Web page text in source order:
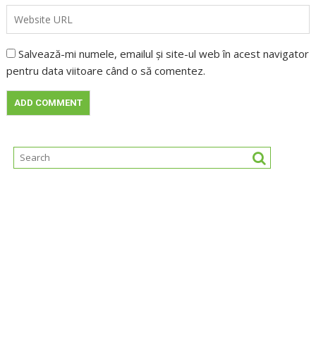
Salvează-mi numele, emailul și site-ul web în acest navigator
pentru data viitoare când o să comentez.